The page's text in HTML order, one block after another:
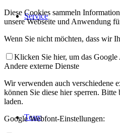
Service
Team
Diese Cookies sammeln
unsere Webseite und Anwendung
Wenn Sie nicht möchten, dass wir
Klicken Sie hier, um das
Andere externe Dienste
Wir verwenden auch verschiedene
können Sie diese hier sperren.
laden.
Google Webfont-Einstellungen: